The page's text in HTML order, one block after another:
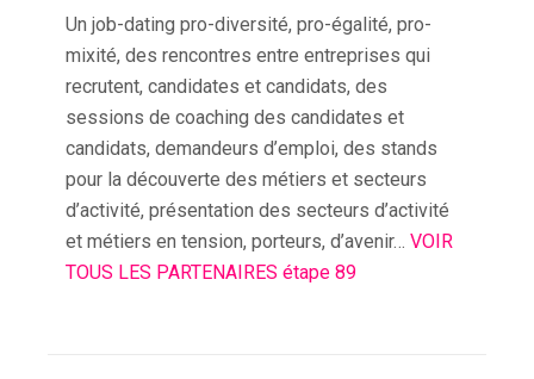
Un job-dating pro-diversité, pro-égalité, pro-
mixité, des rencontres entre entreprises qui
recrutent, candidates et candidats, des
sessions de coaching des candidates et
candidats, demandeurs d’emploi, des stands
pour la découverte des métiers et secteurs
d’activité, présentation des secteurs d’activité
et métiers en tension, porteurs, d’avenir… VOIR
TOUS LES PARTENAIRES étape 89